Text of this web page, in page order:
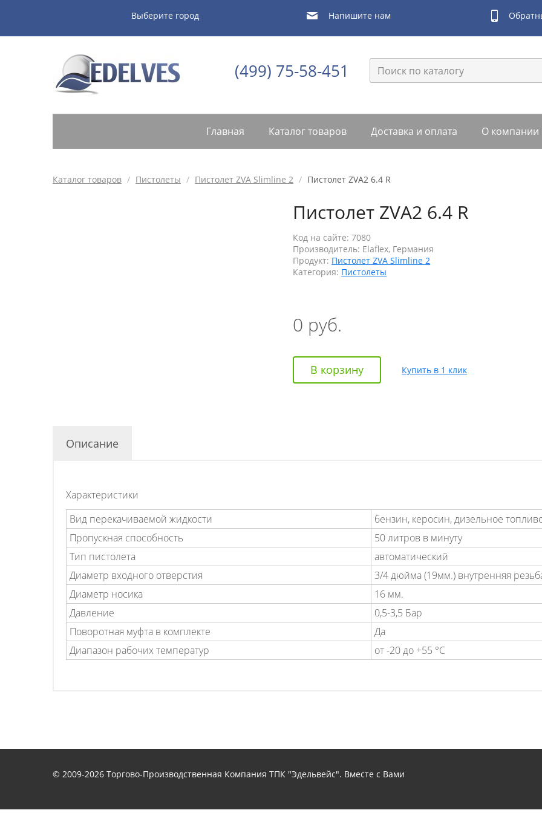
Выберите город Напишите нам
(499) 75-58-451
Главная Каталог товаров Доставка и оплата О компании
Каталог товаров / Пистолеты / Пистолет ZVA Slimline 2 / Пистолет ZVA2 6.4 R
Пистолет ZVA2 6.4 R
Код на сайте: 7080
Производитель: Elaflex, Германия
Продукт: Пистолет ZVA Slimline 2
Категория: Пистолеты
0 руб.
В корзину Купить в 1 клик
Описание
Характеристики
Вид перекачиваемой жидкости
бензин, керосин, дизельное
Пропускная способность
50 литров в минуту
Тип пистолета
автоматический
Диаметр входного отверстия
3/4 дюйма (19мм.) внутренняя
Диаметр носика
16 мм.
Давление
0,5-3,5 Бар
Поворотная муфта в комплекте
Да
Диапазон рабочих температур
от -20 до +55 °С
© 2009-2026 Торгово-Производственная Компания ТПК "Эдельвейс". Вместе с Вами